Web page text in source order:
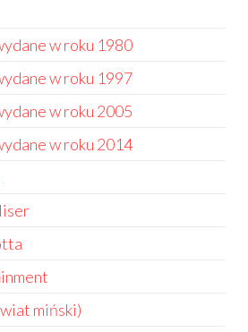
w roku 1980
w roku 1997
w roku 2005
w roku 2014
miński)